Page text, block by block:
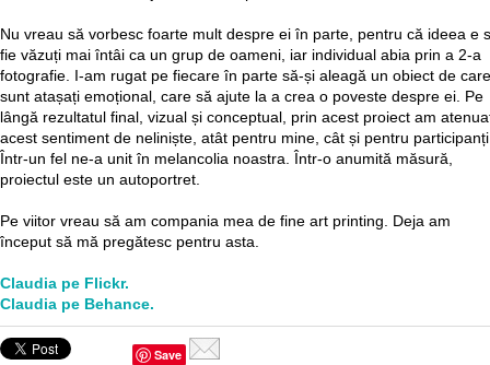
Nu vreau să vorbesc foarte mult despre ei în parte, pentru că ideea e
fie văzuți mai întâi ca un grup de oameni, iar individual abia prin a 2-a
fotografie. I-am rugat pe fiecare în parte să-și aleagă un obiect de care
sunt atașați emoțional, care să ajute la a crea o poveste despre ei. Pe
lângă rezultatul final, vizual și conceptual, prin acest proiect am
acest sentiment de neliniște, atât pentru mine, cât și pentru
Într-un fel ne-a unit în melancolia noastra. Într-o anumită măsură,
proiectul este un autoportret.
Pe viitor vreau să am compania mea de fine art printing. Deja am
început să mă pregătesc pentru asta.
Claudia pe Flickr.
Claudia pe Behance.
Save